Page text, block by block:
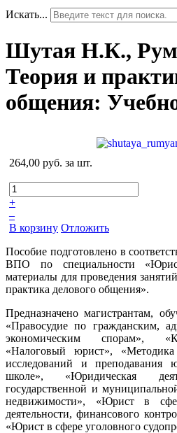
Искать...
Шутая Н.К.,
Теория и
общения:
264,00 руб. за шт.
+
–
В корзину Отложить
Пособие подготовлено в
ВПО по специальности
материалы для проведения
практика делового общения».
Предназначено магистрантам,
«Правосудие по гражданским,
экономическим спорам»,
«Налоговый юрист»,
исследований и преподавания
школе», «Юридическая
государственной и
недвижимости», «Юрист в
деятельности, финансового
«Юрист в сфере уголовного